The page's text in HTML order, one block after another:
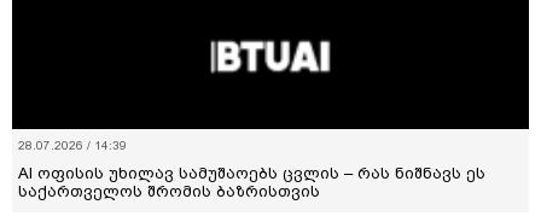
28.07.2026 / 14:39
AI ოფისის უხილავ სამუშაოებს ცვლის – რას ნიშნავს ეს
საქართველოს შრომის ბაზრისთვის